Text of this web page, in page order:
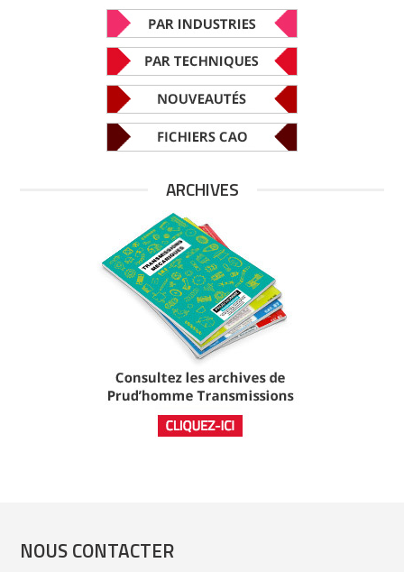
ARCHIVES
NOUS CONTACTER